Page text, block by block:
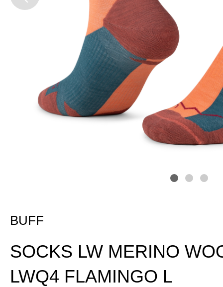
BUFF
SOCKS LW MERINO
LWQ4 FLAMINGO L